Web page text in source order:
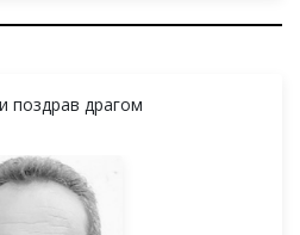
поздрав драгом